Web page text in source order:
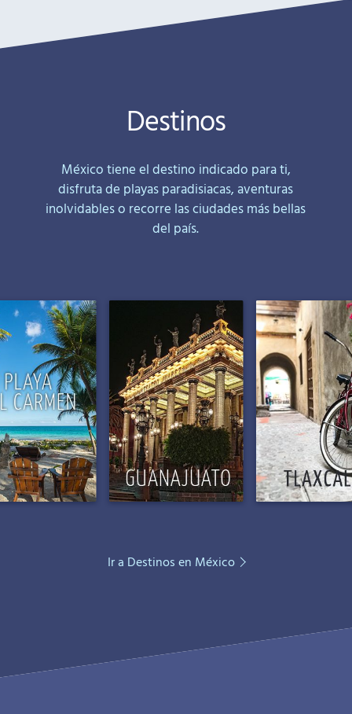
Destinos
México tiene el destino indicado para ti,
disfruta de playas paradisiacas, aventuras
inolvidables o recorre las ciudades más bellas
del país.
Ir a Destinos en México